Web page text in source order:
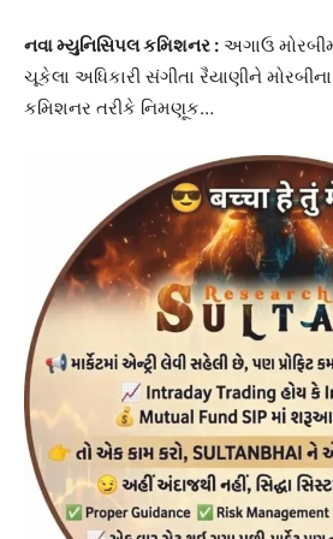
નવા મ્યુનિસિપલ કમિશનર : અગાઉ
ચૂકેલા અધિકારી સંગીતા રૈયાણીને
કમિશનર તરીકે નિમણૂક…